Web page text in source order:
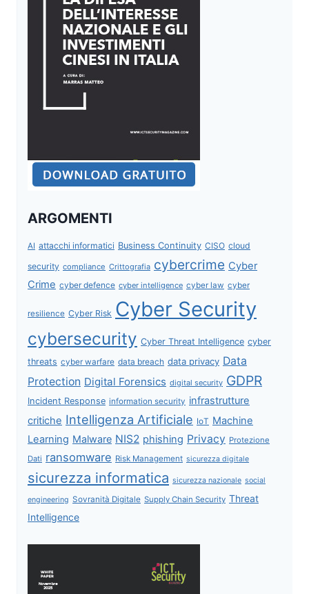
ARGOMENTI
AI attacchi informatici Business Continuity CISO cloud
security compliance Crittografia cybercrime Cyber
Crime cyber defence cyber intelligence cyber law cyber
resilience Cyber Risk Cyber Security
cybersecurity Cyber Threat Intelligence cyber
threats cyber warfare data breach data privacy Data
Protection Digital Forensics digital security GDPR
Incident Response information security infrastrutture
critiche Intelligenza Artificiale IoT Machine
Learning Malware NIS2 phishing Privacy Protezione
Dati ransomware Risk Management sicurezza digitale
sicurezza informatica sicurezza nazionale social
engineering Sovranità Digitale Supply Chain Security Threat
Intelligence